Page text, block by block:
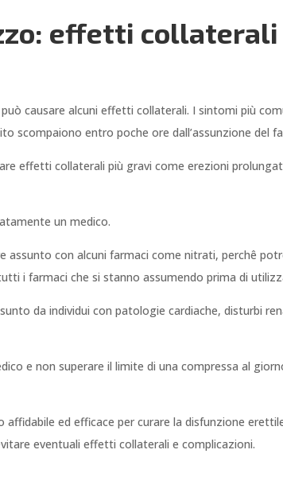
effetti collaterali
può causare alcuni effetti collaterali. I sintomi più
scompaiono entro poche ore dall’assunzione del
effetti collaterali più gravi come erezioni
un medico.
assunto con alcuni farmaci come nitrati, perchê
i farmaci che si stanno assumendo prima di
da individui con patologie cardiache, disturbi
e non superare il limite di una compressa al
affidabile ed efficace per curare la disfunzione
eventuali effetti collaterali e complicazioni.